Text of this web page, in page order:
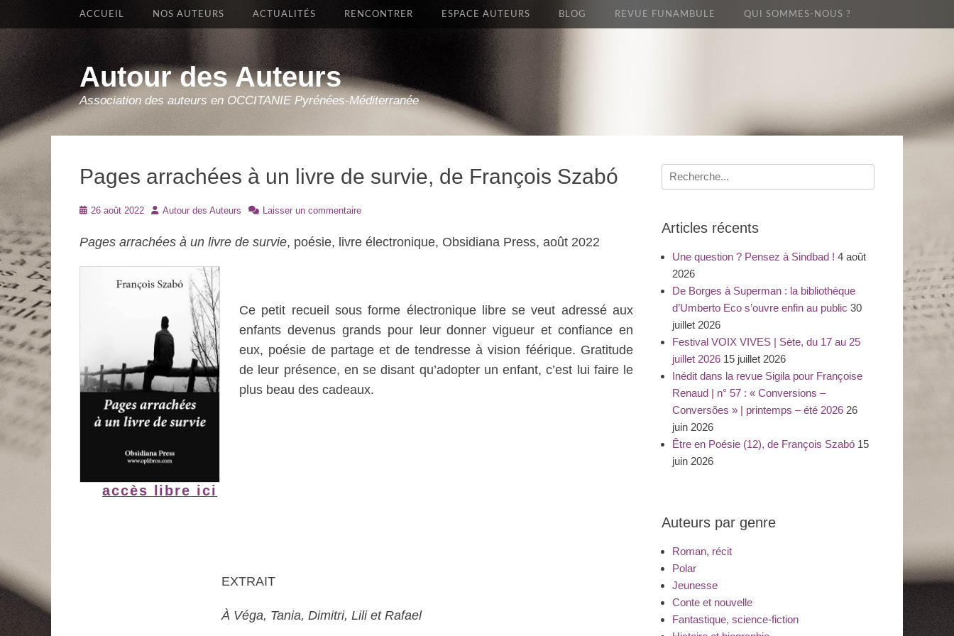
Autour des Auteurs
Association des auteurs en OCCITANIE Pyrénées-Méditerranée
Premier Menu
Aller
ACCUEIL NOS AUTEURS ACTUALITÉS RENCONTRER ESPACE AUTEURS BLOG REVUE FUNAMBULE QUI SOMMES-NOUS ?
Pages arrachées à un livre de survie, de François Szabó
Posté26 août 2022 Auteur
Autour des Auteurs Laisser un commentaire
Pages arrachées à un livre de survie, poésie, livre électronique, Obsidiana Press, août 2022
Ce petit recueil sous forme électronique libre se veut adressé aux
enfants devenus grands pour leur donner vigueur et confiance en
eux, poésie de partage et de tendresse à vision féérique. Gratitude
de leur présence, en se disant qu’adopter un enfant, c’est lui faire le
plus beau des cadeaux.
accès libre ici
EXTRAIT
À Véga, Tania, Dimitri, Lili et Rafael
Recherche
pour
Articles récents
Une question ? Pensez à Sindbad ! 4 août
2026
De Borges à Superman : la bibliothèque
d’Umberto Eco s’ouvre enfin au public 30
juillet 2026
Festival VOIX VIVES | Sète, du 17 au 25
juillet 2026 15 juillet 2026
Inédit dans la revue Sigila pour Françoise
Renaud | n° 57 : « Conversions –
Conversões » | printemps – été 2026 26
juin 2026
Être en Poésie (12), de François Szabó 15
juin 2026
Auteurs par genre
Roman, récit
Polar
Jeunesse
Conte et nouvelle
Fantastique, science-fiction